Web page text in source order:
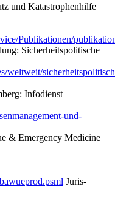
und Katastrophenhilfe
Publikationen/
Sicherheitspolitische
weltweit/
Infodienst
und-
& Emergency Medicine
Juris-